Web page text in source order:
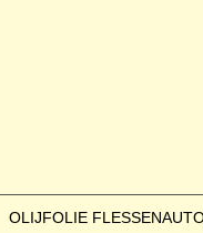
OLIJFOLIE